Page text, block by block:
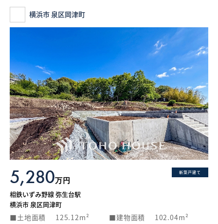
横浜市 泉区岡津町
新築戸建て
5,280万円
相鉄いずみ野線 弥生台駅
横浜市 泉区岡津町
土地面積 125.12m² 建物面積
102.04m²